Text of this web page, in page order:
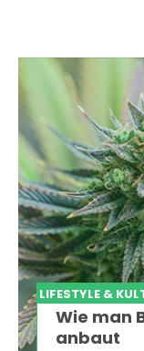
LIFESTYLE &
Wie man
anbaut